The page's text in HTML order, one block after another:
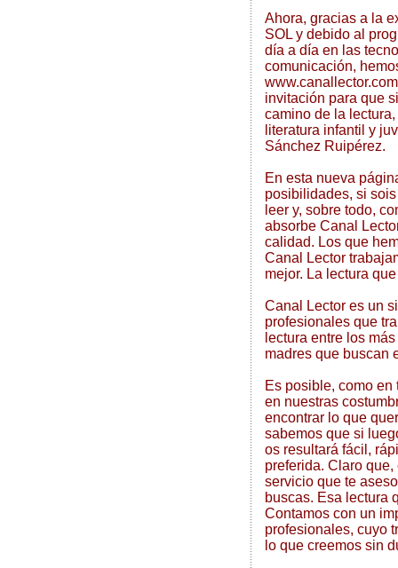
Ahora, gracias a la
SOL y debido al
día a día en las
comunicación,
invitación para que
camino de la
literatura infantil y
Sánchez Ruipérez.
En esta nueva
posibilidades, si
leer y, sobre todo,
absorbe Canal
calidad. Los que
Canal Lector
mejor. La lectura
Canal Lector es un
profesionales que
lectura entre los
madres que buscan
Es posible, como
en nuestras
encontrar lo que
sabemos que si
os resultará fácil,
preferida. Claro
servicio que te
buscas. Esa lectura
Contamos con un
profesionales, cuyo
lo que creemos sin